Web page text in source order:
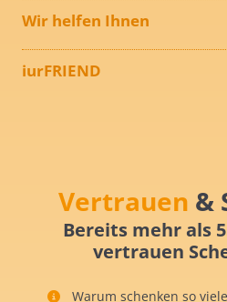
Wir helfen Ihnen
iurFRIEND
Vertrauen &
Bereits mehr als
vertrauen
Warum schenken so